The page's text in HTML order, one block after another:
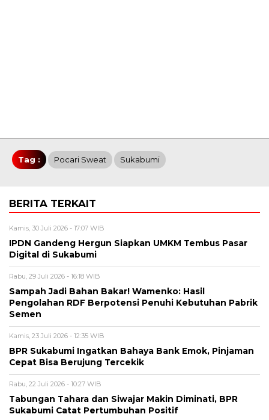
Tag : Pocari Sweat Sukabumi
BERITA TERKAIT
Kamis, 30 Juli 2026 - 17:07 WIB
IPDN Gandeng Hergun Siapkan UMKM Tembus Pasar
Digital di Sukabumi
Rabu, 29 Juli 2026 - 16:18 WIB
Sampah Jadi Bahan Bakar! Wamenko: Hasil
Pengolahan RDF Berpotensi Penuhi Kebutuhan Pabrik
Semen
Kamis, 23 Juli 2026 - 12:35 WIB
BPR Sukabumi Ingatkan Bahaya Bank Emok, Pinjaman
Cepat Bisa Berujung Tercekik
Rabu, 22 Juli 2026 - 10:27 WIB
Tabungan Tahara dan Siwajar Makin Diminati, BPR
Sukabumi Catat Pertumbuhan Positif